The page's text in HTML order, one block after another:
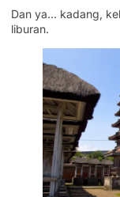
Dan ya… kadang,
liburan.